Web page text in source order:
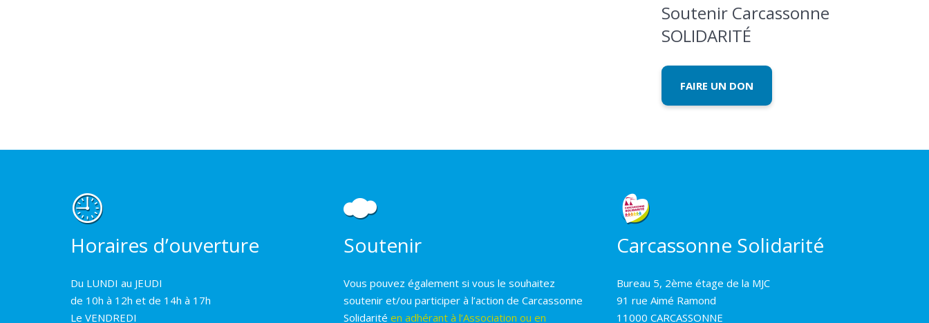
Soutenir Carcassonne
SOLIDARITÉ
FAIRE UN DON
Horaires d’ouverture
Du LUNDI au JEUDI
de 10h à 12h et de 14h à 17h
Le VENDREDI
Soutenir
Vous pouvez également si vous le souhaitez
soutenir et/ou participer à l’action de Carcassonne
Solidarité en adhérant à l’Association ou en
Carcassonne Solidarité
Bureau 5, 2ème étage de la MJC
91 rue Aimé Ramond
11000 CARCASSONNE